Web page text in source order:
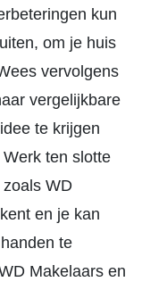
kun
om je huis
vervolgens
vergelijkbare
te krijgen
ten slotte
WD
en je kan
te
Makelaars en